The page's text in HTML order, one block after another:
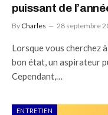
puissant de
By Charles 28 septembre
Lorsque vous cherchez
bon état, un aspirateur
Cependant,…
ENTRETIEN